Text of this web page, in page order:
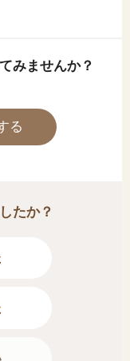
みませんか？
る
たか？